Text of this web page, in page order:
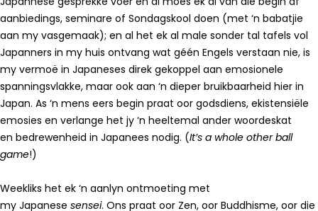
aanbiedings, seminare of Sondagskool doen (met ‘n babatjie
aan my vasgemaak); en al het ek al male sonder tal tafels vol
Japanners in my huis ontvang wat géén Engels verstaan nie, is
my vermoë in Japaneses direk gekoppel aan emosionele
spanningsvlakke, maar ook aan ‘n dieper bruikbaarheid hier in
Japan. As ‘n mens eers begin praat oor godsdiens, ekistensiële
emosies en verlange het jy ‘n heeltemal ander woordeskat
en bedrewenheid in Japanees nodig. (It’s a whole other ball
game!)
Weekliks het ek ‘n aanlyn ontmoeting met
my Japanese sensei. Ons praat oor Zen, oor Buddhisme, oor die